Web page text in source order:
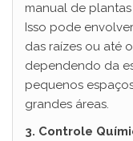
manual de
Isso pode
das raízes ou até
dependendo da
pequenos
grandes áreas.
3. Controle